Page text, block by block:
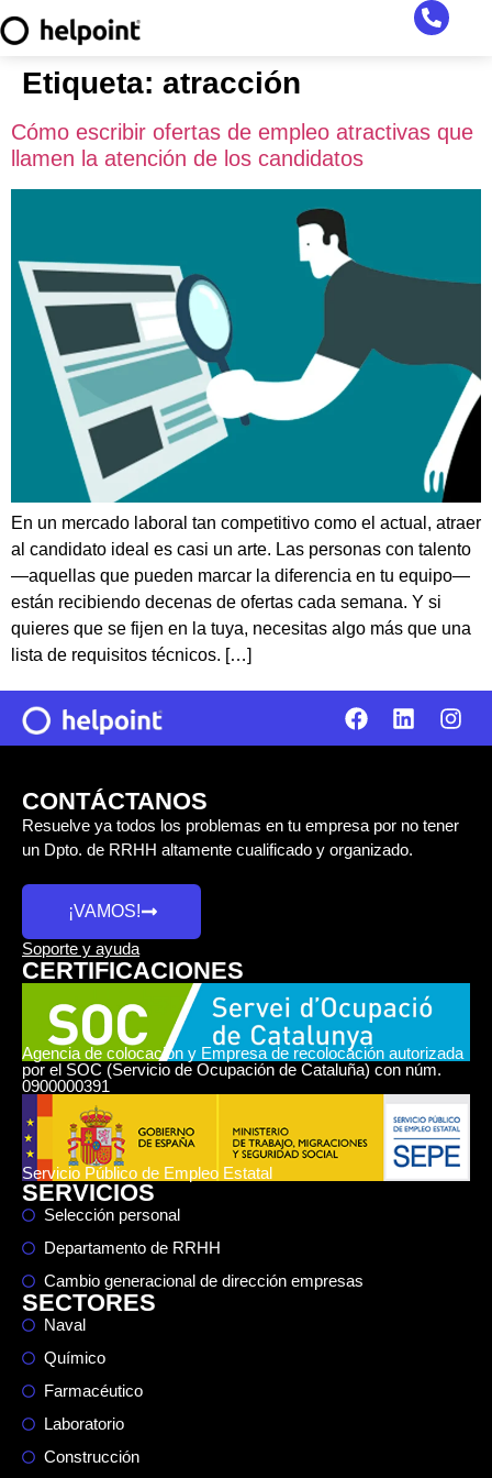
Etiqueta: atracción
Cómo escribir ofertas de empleo atractivas que
llamen la atención de los candidatos
En un mercado laboral tan competitivo como el actual, atraer
al candidato ideal es casi un arte. Las personas con talento
—aquellas que pueden marcar la diferencia en tu equipo—
están recibiendo decenas de ofertas cada semana. Y si
quieres que se fijen en la tuya, necesitas algo más que una
lista de requisitos técnicos. […]
CONTÁCTANOS
Resuelve ya todos los problemas en tu empresa por no tener
un Dpto. de RRHH altamente cualificado y organizado.
¡VAMOS!
Soporte y ayuda
CERTIFICACIONES
Agencia de colocación y Empresa de recolocación autorizada
por el SOC (Servicio de Ocupación de Cataluña) con núm.
0900000391
Servicio Público de Empleo Estatal
SERVICIOS
Selección personal
Departamento de RRHH
Cambio generacional de dirección empresas
SECTORES
Naval
Químico
Farmacéutico
Laboratorio
Construcción